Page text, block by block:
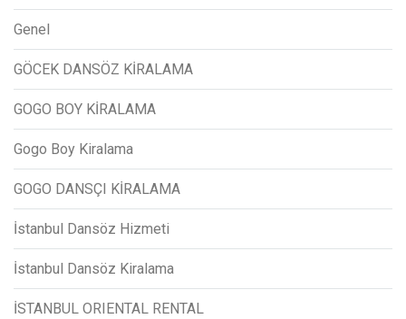
Genel
GÖCEK DANSÖZ KİRALAMA
GOGO BOY KİRALAMA
Gogo Boy Kiralama
GOGO DANSÇI KİRALAMA
İstanbul Dansöz Hizmeti
İstanbul Dansöz Kiralama
İSTANBUL ORIENTAL RENTAL